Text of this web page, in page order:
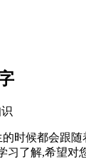
时候都会跟
习了解,希望对